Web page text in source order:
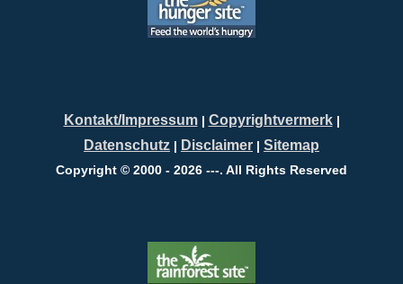
Kontakt/Impressum| Copyrightvermerk|
Datenschutz | Disclaimer | Sitemap
Copyright © 2000 - 2026 ---. All Rights Reserved